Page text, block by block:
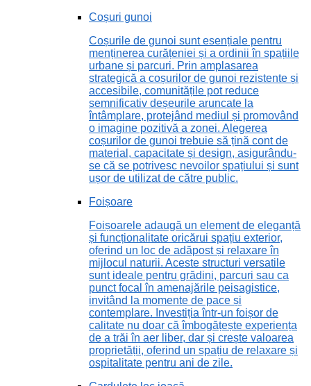
Coșuri gunoi
Coșurile de gunoi sunt esențiale pentru
menținerea curățeniei și a ordinii în spațiile
urbane și parcuri. Prin amplasarea
strategică a coșurilor de gunoi rezistente și
accesibile, comunitățile pot reduce
semnificativ deșeurile aruncate la
întâmplare, protejând mediul și promovând
o imagine pozitivă a zonei. Alegerea
coșurilor de gunoi trebuie să țină cont de
material, capacitate și design, asigurându-
se că se potrivesc nevoilor spațiului și sunt
ușor de utilizat de către public.
Foișoare
Foișoarele adaugă un element de eleganță
și funcționalitate oricărui spațiu exterior,
oferind un loc de adăpost și relaxare în
mijlocul naturii. Aceste structuri versatile
sunt ideale pentru grădini, parcuri sau ca
punct focal în amenajările peisagistice,
invitând la momente de pace și
contemplare. Investiția într-un foișor de
calitate nu doar că îmbogățește experiența
de a trăi în aer liber, dar și crește valoarea
proprietății, oferind un spațiu de relaxare și
ospitalitate pentru ani de zile.